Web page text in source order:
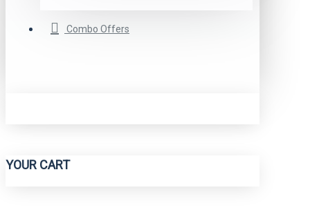
Combo Offers
YOUR CART